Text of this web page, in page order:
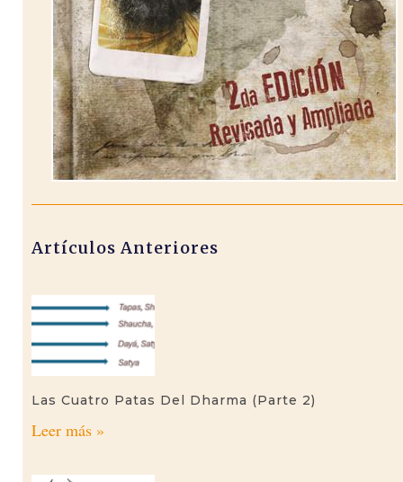
Artículos Anteriores
Las Cuatro Patas Del Dharma (parte 2)
Leer más »